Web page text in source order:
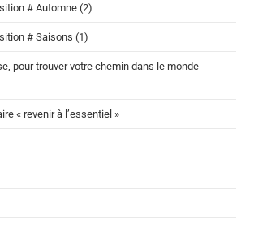
# Automne (2)
# Saisons (1)
pour trouver votre chemin dans le monde
« revenir à l’essentiel »